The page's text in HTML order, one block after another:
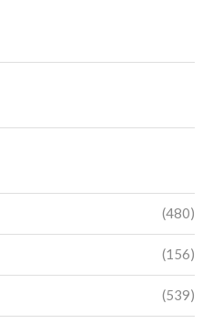
(480)
(156)
(539)